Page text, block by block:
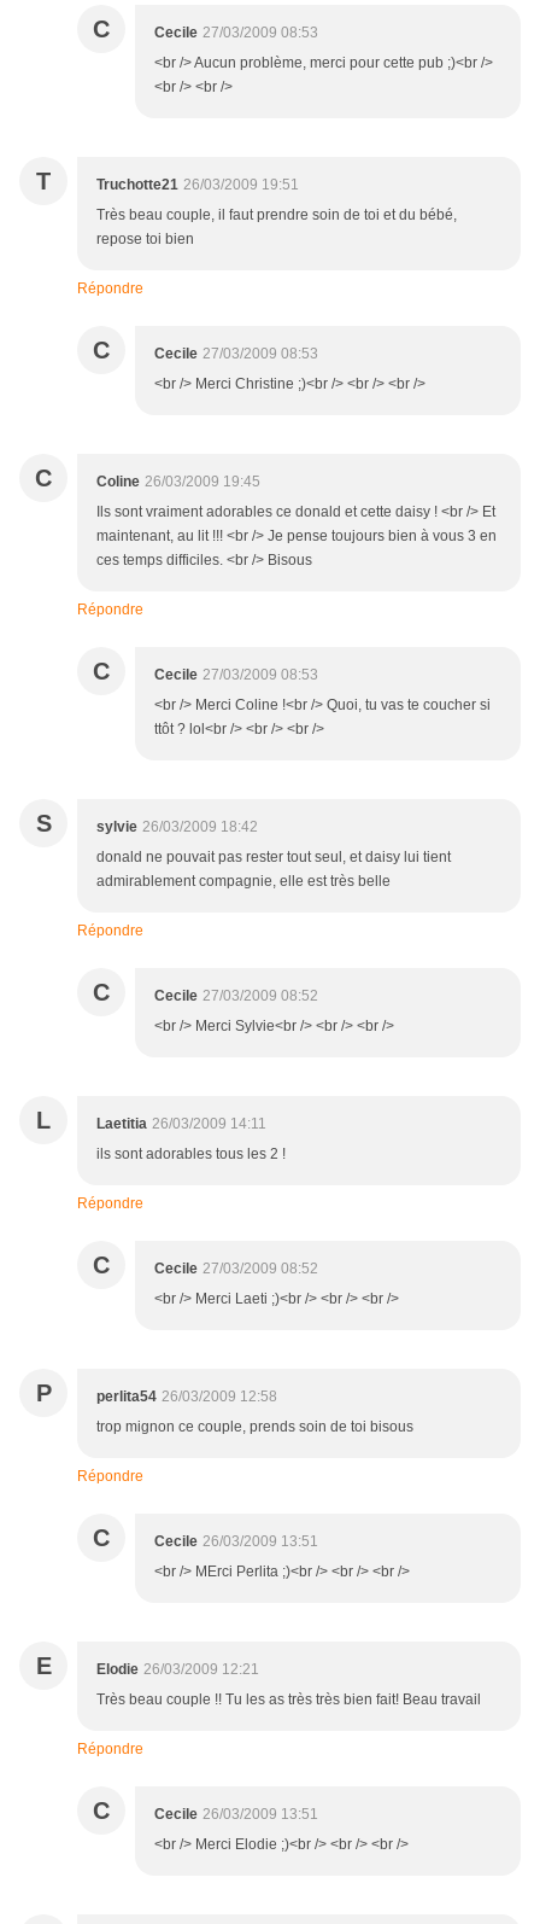
C Cecile 27/03/2009 08:53
<br /> Aucun problème, merci pour cette pub ;)<br />
<br /> <br />
T Truchotte21 26/03/2009 19:51
Très beau couple, il faut prendre soin de toi et du bébé,
repose toi bien
Répondre
C Cecile 27/03/2009 08:53
<br /> Merci Christine ;)<br /> <br /> <br />
C Coline 26/03/2009 19:45
Ils sont vraiment adorables ce donald et cette daisy ! <br /> Et
maintenant, au lit !!! <br /> Je pense toujours bien à vous 3 en
ces temps difficiles. <br /> Bisous
Répondre
C Cecile 27/03/2009 08:53
<br /> Merci Coline !<br /> Quoi, tu vas te coucher si
ttôt ? lol<br /> <br /> <br />
S sylvie 26/03/2009 18:42
donald ne pouvait pas rester tout seul, et daisy lui tient
admirablement compagnie, elle est très belle
Répondre
C Cecile 27/03/2009 08:52
<br /> Merci Sylvie<br /> <br /> <br />
L Laetitia 26/03/2009 14:11
ils sont adorables tous les 2 !
Répondre
C Cecile 27/03/2009 08:52
<br /> Merci Laeti ;)<br /> <br /> <br />
P perlita54 26/03/2009 12:58
trop mignon ce couple, prends soin de toi bisous
Répondre
C Cecile 26/03/2009 13:51
<br /> MErci Perlita ;)<br /> <br /> <br />
E Elodie 26/03/2009 12:21
Très beau couple !! Tu les as très très bien fait! Beau travail
Répondre
C Cecile 26/03/2009 13:51
<br /> Merci Elodie ;)<br /> <br /> <br />